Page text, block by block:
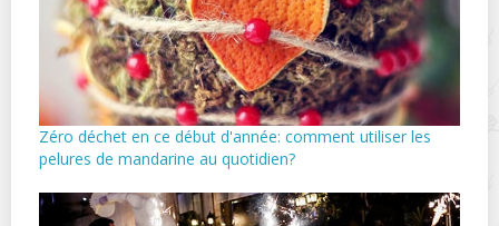
Zéro déchet en ce début d'année: comment utiliser les
pelures de mandarine au quotidien?